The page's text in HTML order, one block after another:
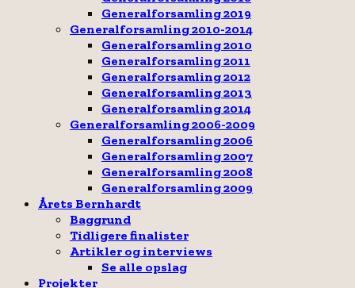
Generalforsamling 2019
Generalforsamling 2010-2014
Generalforsamling 2010
Generalforsamling 2011
Generalforsamling 2012
Generalforsamling 2013
Generalforsamling 2014
Generalforsamling 2006-2009
Generalforsamling 2006
Generalforsamling 2007
Generalforsamling 2008
Generalforsamling 2009
Årets Bernhardt
Baggrund
Tidligere finalister
Artikler og interviews
Se alle opslag
Projekter